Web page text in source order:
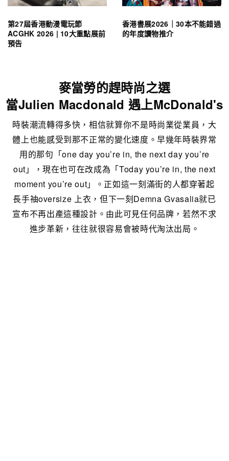
第27屆香港動漫電玩節
ACGHK 2026 | 10大重點展前
預告
香港書展2026｜30本不能錯過
的年度讀物推介
麥當勞的趕時尚之選
當Julien Macdonald 遇上McDonald's
時裝潮流轉得多快，相信就算你不是時尚業從業員，大
體上也能感受到那不正常的變化速度。早幾年時裝界常
用的那句「one day you’re in, the next day you’re
out」，現在也可在改成為「Today you’re in, the next
moment you’re out」。正如這一刻滿街的人都穿著起
長手䄂oversize 上衣，但下一刻Demna Gvasalia就已
宣布不再出產這種設計。由此可見任何品牌，若然不求
進步革新，往往就很容易會被時代淘汰出局。